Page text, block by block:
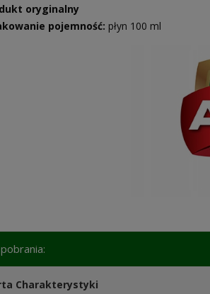
DO KOSZYKA
oryginalny
pojemność: płyn 100 ml
Charakterystyki